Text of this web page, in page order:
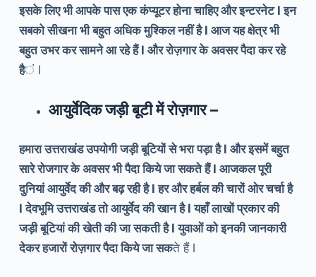
इसके लिए भी आपके पास एक कंप्यूटर होना चाहिए और इन्टरनेट l इन
सबको सीखना भी बहुत अधिक मुश्किल नहीं है l आज यह क्षेत्र भी
बहुत उभर कर सामने आ रहे हैं l और रोज़गार के अवसर पैदा कर रहे
हैं l
आयुर्वेदिक जड़ी बूटी मेंरोज़गार –
हमारा उत्तराखंड उपयोगी जड़ी बूटियों से भरा पड़ा है l और इसमें बहुत
सारे रोजगार के अवसर भी पैदा किये जा सकते हैं l आजकल पूरी
दुनियां आयुर्वेद की और बढ़ रही है l हर और हर्बल की चारों ओर चर्चा है
l देवभूमि उत्तराखंड तो आयुर्वेद की खान है l यहाँ लाखों प्रकार की
जड़ी बूटियां की खेती की जा सकती है l युवाओं को इनकी जानकारी
देकर हजारों रोज़गार पैदा किये जा सकते हैं l